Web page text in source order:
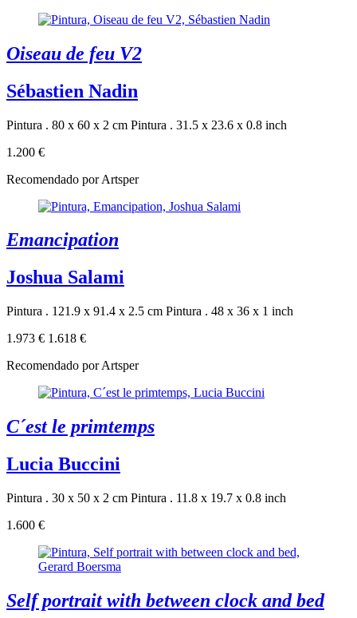
Oiseau de feu V2
Sébastien Nadin
Pintura . 80 x 60 x 2 cm Pintura . 31.5 x 23.6 x 0.8 inch
1.200 €
Recomendado por Artsper
Emancipation
Joshua Salami
Pintura . 121.9 x 91.4 x 2.5 cm Pintura . 48 x 36 x 1 inch
1.973 € 1.618 €
Recomendado por Artsper
C´est le primtemps
Lucia Buccini
Pintura . 30 x 50 x 2 cm Pintura . 11.8 x 19.7 x 0.8 inch
1.600 €
Self portrait with between clock and bed